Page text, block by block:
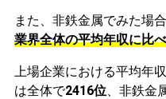
また、非鉄金属でみた場
業界全体の平均年収に比
上場企業における平均年
は全体で2416位、非鉄金